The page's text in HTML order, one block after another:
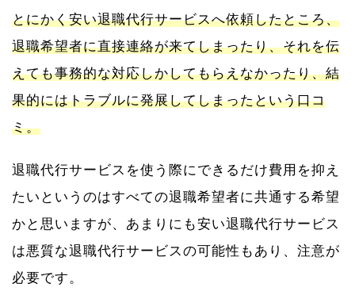
とにかく安い退職代行サービスへ依頼したところ、
退職希望者に直接連絡が来てしまったり、それを伝
えても事務的な対応しかしてもらえなかったり、結
果的にはトラブルに発展してしまったという口コ
ミ。
退職代行サービスを使う際にできるだけ費用を抑え
たいというのはすべての退職希望者に共通する希望
かと思いますが、あまりにも安い退職代行サービス
は悪質な退職代行サービスの可能性もあり、注意が
必要です。